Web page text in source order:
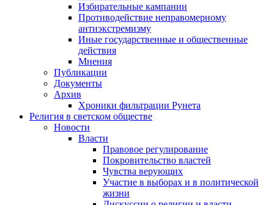
Избирательные кампании
Противодействие неправомерному
антиэкстремизму
Иные государственные и общественные
действия
Мнения
Публикации
Документы
Архив
Хроники фильтрации Рунета
Религия в светском обществе
Новости
Власти
Правовое регулирование
Покровительство властей
Чувства верующих
Участие в выборах и в политической
жизни